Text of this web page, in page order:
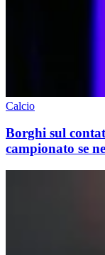
Calcio
Borghi sul
campionato se